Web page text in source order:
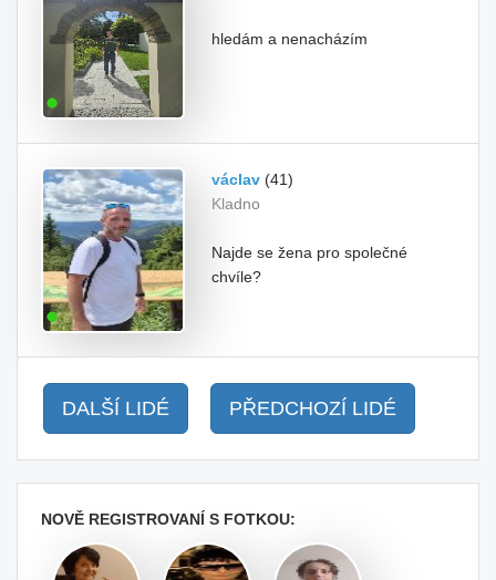
hledám a nenacházím
václav (41)
Kladno
Najde se žena pro společné
chvíle?
DALŠÍ LIDÉ PŘEDCHOZÍ LIDÉ
NOVĚ REGISTROVANÍ S FOTKOU: